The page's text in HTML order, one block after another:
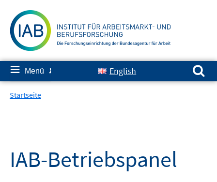
zum
Inhalt
≡ Menü ✘ English
Suchen nach:
Startseite
IAB-Betriebspanel